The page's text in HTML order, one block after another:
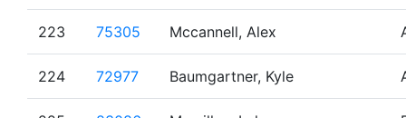
223 75305 Mccannell, Alex
224 72977 Baumgartner, Kyle